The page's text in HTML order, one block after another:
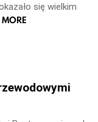
się wielkim
MORE